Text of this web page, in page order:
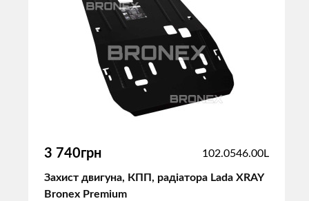
3 740грн 102.0546.00L
Захист двигуна, КПП, радіатора Lada XRAY
Bronex Premium